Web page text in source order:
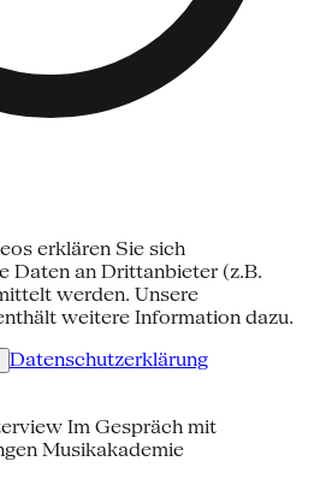
erklären Sie sich
Daten an Drittanbieter (z.B.
werden. Unsere
weitere Information dazu.
Datenschutzerklärung
Im Gespräch mit
Musikakademie